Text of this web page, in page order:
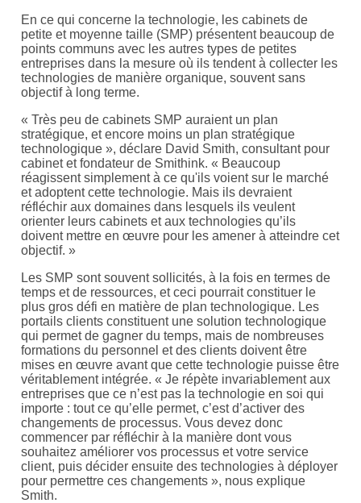
En ce qui concerne la technologie, les cabinets de
petite et moyenne taille (SMP) présentent beaucoup de
points communs avec les autres types de petites
entreprises dans la mesure où ils tendent à collecter les
technologies de manière organique, souvent sans
objectif à long terme.
« Très peu de cabinets SMP auraient un plan
stratégique, et encore moins un plan stratégique
technologique », déclare David Smith, consultant pour
cabinet et fondateur de Smithink. « Beaucoup
réagissent simplement à ce qu'ils voient sur le marché
et adoptent cette technologie. Mais ils devraient
réfléchir aux domaines dans lesquels ils veulent
orienter leurs cabinets et aux technologies qu’ils
doivent mettre en œuvre pour les amener à atteindre cet
objectif. »
Les SMP sont souvent sollicités, à la fois en termes de
temps et de ressources, et ceci pourrait constituer le
plus gros défi en matière de plan technologique. Les
portails clients constituent une solution technologique
qui permet de gagner du temps, mais de nombreuses
formations du personnel et des clients doivent être
mises en œuvre avant que cette technologie puisse être
véritablement intégrée. « Je répète invariablement aux
entreprises que ce n’est pas la technologie en soi qui
importe : tout ce qu’elle permet, c’est d’activer des
changements de processus. Vous devez donc
commencer par réfléchir à la manière dont vous
souhaitez améliorer vos processus et votre service
client, puis décider ensuite des technologies à déployer
pour permettre ces changements », nous explique
Smith.